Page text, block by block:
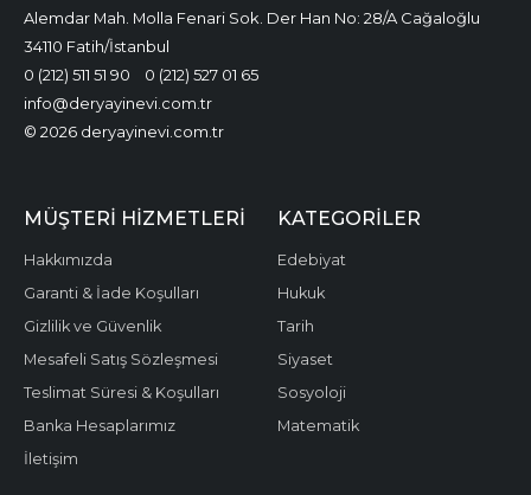
Alemdar Mah. Molla Fenari Sok. Der Han No: 28/A Cağaloğlu
34110 Fatih/İstanbul
0 (212) 511 51 90
0 (212) 527 01 65
info@deryayinevi.com.tr
© 2026 deryayinevi.com.tr
MÜŞTERI HIZMETLERI
Hakkımızda
Garanti & İade Koşulları
Gizlilik ve Güvenlik
Mesafeli Satış Sözleşmesi
Teslimat Süresi & Koşulları
Banka Hesaplarımız
İletişim
KATEGORILER
Edebiyat
Hukuk
Tarih
Siyaset
Sosyoloji
Matematik